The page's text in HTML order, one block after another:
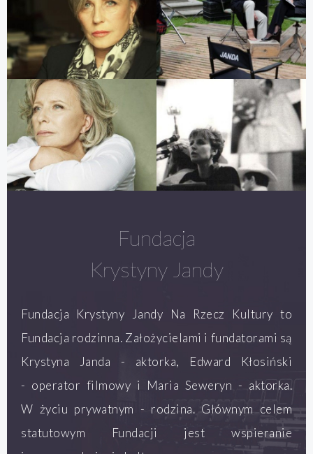
Fundacja
Krystyny Jandy
Fundacja Krystyny Jandy Na Rzecz Kultury to
Fundacja rodzinna. Założycielami i fundatorami są
Krystyna Janda - aktorka, Edward Kłosiński
- operator filmowy i Maria Seweryn - aktorka.
W życiu prywatnym - rodzina. Głównym celem
statutowym Fundacji jest wspieranie